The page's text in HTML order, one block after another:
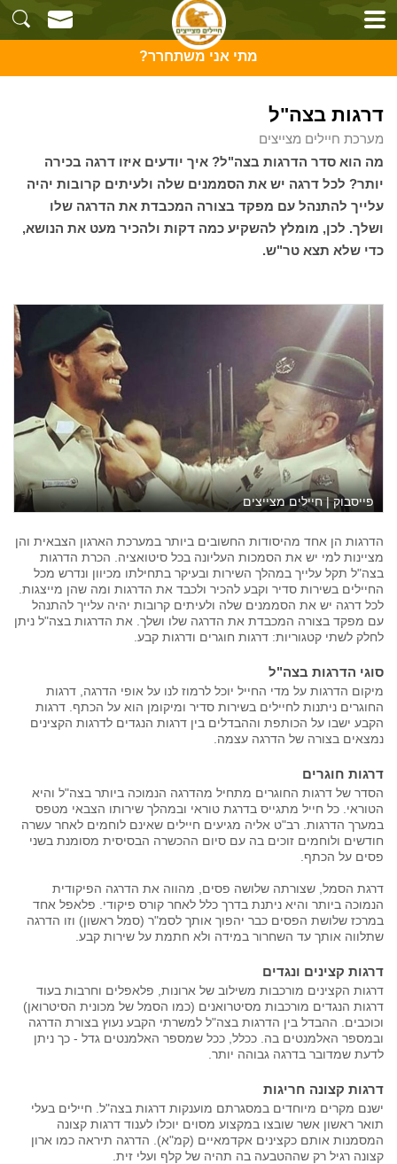
מתי אני משתחרר?
דרגות בצה"ל
מערכת חיילים מצייצים
מה הוא סדר הדרגות בצה"ל? איך יודעים איזו דרגה בכירה
יותר? לכל דרגה יש את הסממנים שלה ולעיתים קרובות יהיה
עלייך להתנהל עם מפקד בצורה המכבדת את הדרגה שלו
ושלך. לכן, מומלץ להשקיע כמה דקות ולהכיר מעט את הנושא,
כדי שלא תצא טר"ש.
פייסבוק | חיילים מצייצים
הדרגות הן אחד מהיסודות החשובים ביותר במערכת הארגון הצבאית והן
מציינות למי יש את הסמכות העליונה בכל סיטואציה. הכרת הדרגות
בצה"ל תקל עלייך במהלך השירות ובעיקר בתחילתו מכיוון ונדרש מכל
החיילים בשירות סדיר וקבע להכיר ולכבד את הדרגות ומה שהן מייצגות.
לכל דרגה יש את הסממנים שלה ולעיתים קרובות יהיה עלייך להתנהל
עם מפקד בצורה המכבדת את הדרגה שלו ושלך. את הדרגות בצה"ל ניתן
לחלק לשתי קטגוריות: דרגות חוגרים ודרגות קבע.
סוגי הדרגות בצה"ל
מיקום הדרגות על מדי החייל יוכל לרמוז לנו על אופי הדרגה, דרגות
החוגרים ניתנות לחיילים בשירות סדיר ומיקומן הוא על הכתף. דרגות
הקבע ישבו על הכותפת וההבדלים בין דרגות הנגדים לדרגות הקצינים
נמצאים בצורה של הדרגה עצמה.
דרגות חוגרים
הסדר של דרגות החוגרים מתחיל מהדרגה הנמוכה ביותר בצה"ל והיא
הטוראי. כל חייל מתגייס בדרגת טוראי ובמהלך שירותו הצבאי מטפס
במערך הדרגות. רב"ט אליה מגיעים חיילים שאינם לוחמים לאחר עשרה
חודשים ולוחמים זוכים בה עם סיום ההכשרה הבסיסית מסומנת בשני
פסים על הכתף.
דרגת הסמל, שצורתה שלושה פסים, מהווה את הדרגה הפיקודית
הנמוכה ביותר והיא ניתנת בדרך כלל לאחר קורס פיקודי. פלאפל אחד
במרכז שלושת הפסים כבר יהפוך אותך לסמ"ר (סמל ראשון) וזו הדרגה
שתלווה אותך עד השחרור במידה ולא חתמת על שירות קבע.
דרגות קצינים ונגדים
דרגות הקצינים מורכבות משילוב של ארונות, פלאפלים וחרבות בעוד
דרגות הנגדים מורכבות מסיטרואנים (כמו הסמל של מכונית הסיטרואן)
וכוכבים. ההבדל בין הדרגות בצה"ל למשרתי הקבע נעוץ בצורת הדרגה
ובמספר האלמנטים בה. ככלל, ככל שמספר האלמנטים גדל - כך ניתן
לדעת שמדובר בדרגה גבוהה יותר.
דרגות קצונה חריגות
ישנם מקרים מיוחדים במסגרתם מוענקות דרגות בצה"ל. חיילים בעלי
תואר ראשון אשר שובצו במקצוע מסוים יוכלו לענוד דרגות קצונה
המסמנות אותם כקצינים אקדמאיים (קמ"א). הדרגה תיראה כמו ארון
קצונה רגיל רק שההטבעה בה תהיה של קלף ועלי זית.